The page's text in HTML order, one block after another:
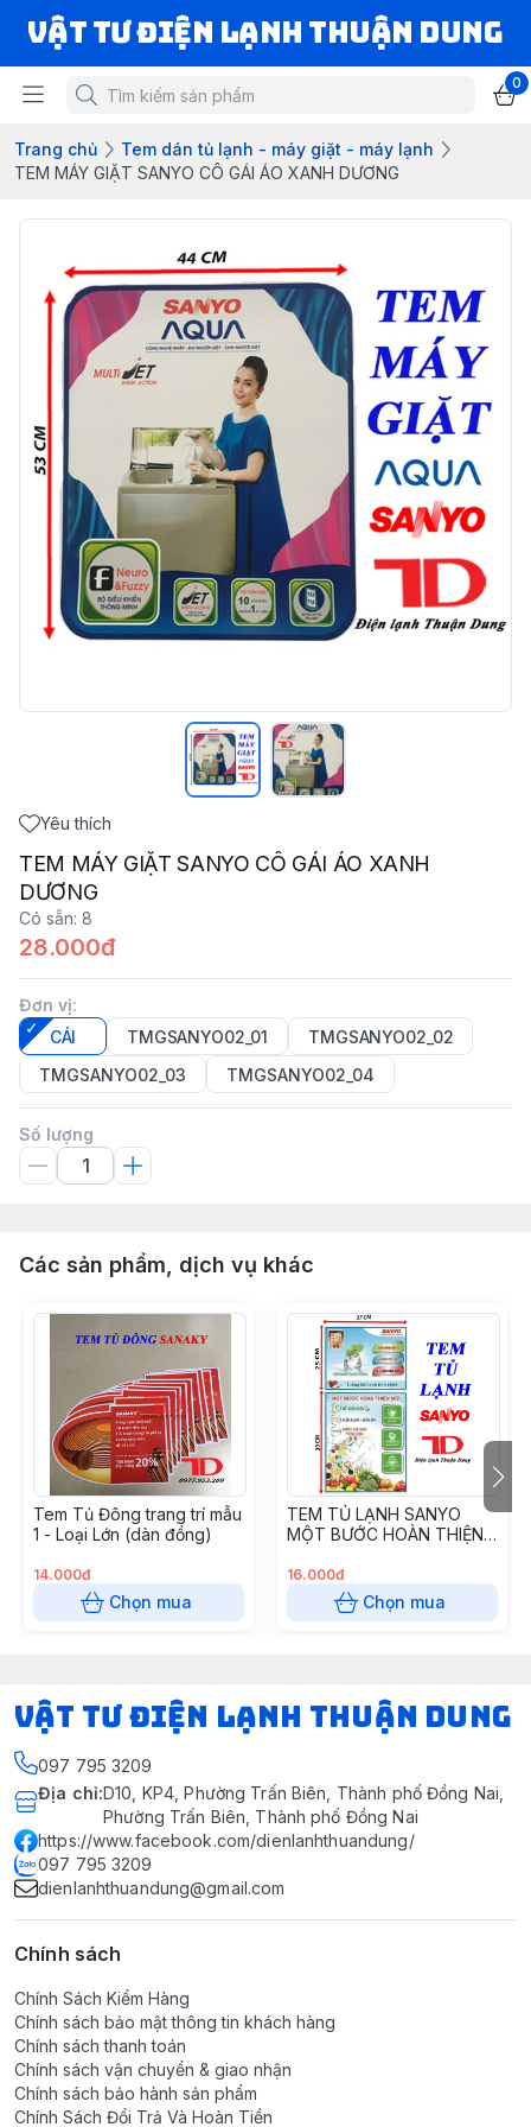
VẬT TƯ ĐIỆN LẠNH THUẬN DUNG
0
Trang chủ
Tem dán tủ lạnh - máy giặt - máy lạnh
TEM MÁY GIẶT SANYO CÔ GÁI ÁO XANH DƯƠNG
Yêu thích
TEM MÁY GIẶT SANYO CÔ GÁI ÁO XANH
DƯƠNG
Có sẵn: 8
28.000đ
Đơn vị:
CÁI
TMGSANYO02_01
TMGSANYO02_02
TMGSANYO02_03
TMGSANYO02_04
Số lượng
Các sản phẩm, dịch vụ khác
Tem Tủ Đông trang trí mẫu
1 - Loại Lớn (dàn đồng)
14.000đ
Chọn mua
TEM TỦ LẠNH SANYO
MỘT BƯỚC HOÀN THIỆN
16.000đ
Chọn mua
VẬT TƯ ĐIỆN LẠNH THUẬN DUNG
097 795 3209
Địa chỉ:D10, KP4, Phường Trấn Biên, Thành phố Đồng Nai,
Phường Trấn Biên, Thành phố Đồng Nai
https://www.facebook.com/dienlanhthuandung/
097 795 3209
dienlanhthuandung@gmail.com
Chính sách
Chính Sách Kiểm Hàng
Chính sách bảo mật thông tin khách hàng
Chính sách thanh toán
Chính sách vận chuyển & giao nhận
Chính sách bảo hành sản phẩm
Chính Sách Đổi Trả Và Hoàn Tiền